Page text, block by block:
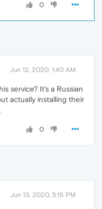
0
Jun 12, 2020, 1:40 AM
service? It's a Russian
actually installing their
0
Jun 13, 2020, 5:15 PM